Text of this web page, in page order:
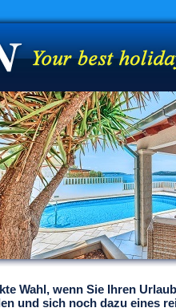
Wahl, wenn Sie Ihren
und sich noch dazu eines